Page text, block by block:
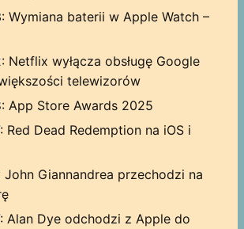
Wymiana baterii w Apple Watch –
Netflix wyłącza obsługę Google
telewizorów
App Store Awards 2025
Red Dead Redemption na iOS i
John Giannandrea przechodzi na
Alan Dye odchodzi z Apple do